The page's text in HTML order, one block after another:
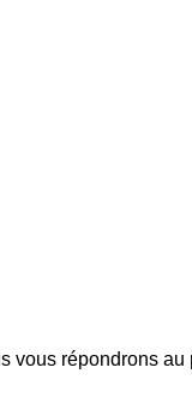
vous répondrons au